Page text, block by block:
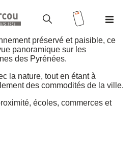
préservé et paisible, ce
panoramique sur les
des Pyrénées.
la nature, tout en étant à
des commodités de la ville.
écoles, commerces et